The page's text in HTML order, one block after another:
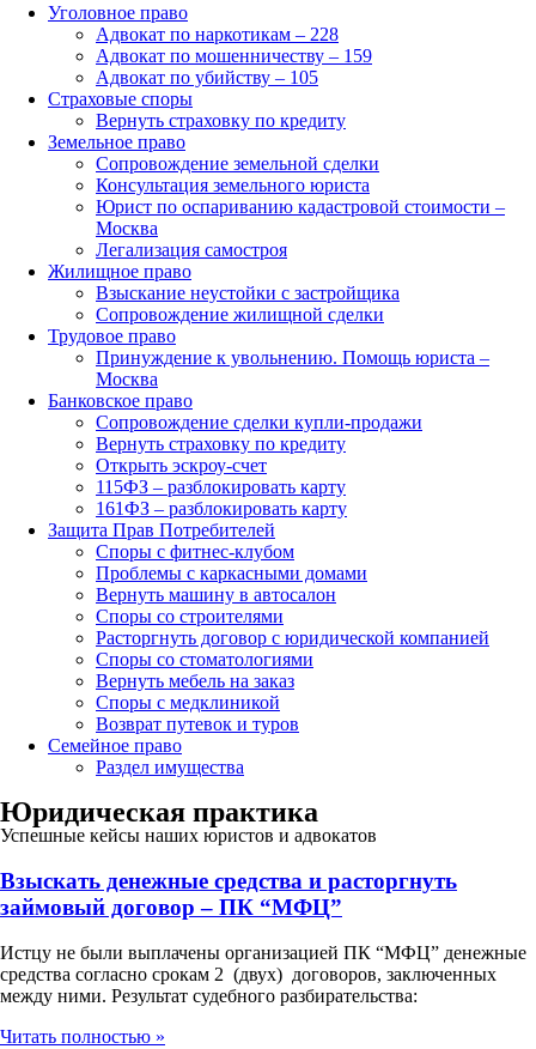
Уголовное право
Адвокат по наркотикам – 228
Адвокат по мошенничеству – 159
Адвокат по убийству – 105
Страховые споры
Вернуть страховку по кредиту
Земельное право
Сопровождение земельной сделки
Консультация земельного юриста
Юрист по оспариванию кадастровой стоимости –
Москва
Легализация самостроя
Жилищное право
Взыскание неустойки с застройщика
Сопровождение жилищной сделки
Трудовое право
Принуждение к увольнению. Помощь юриста –
Москва
Банковское право
Сопровождение сделки купли-продажи
Вернуть страховку по кредиту
Открыть эскроу-счет
115ФЗ – разблокировать карту
161ФЗ – разблокировать карту
Защита Прав Потребителей
Споры с фитнес-клубом
Проблемы с каркасными домами
Вернуть машину в автосалон
Споры со строителями
Расторгнуть договор с юридической компанией
Споры со стоматологиями
Вернуть мебель на заказ
Споры с медклиникой
Возврат путевок и туров
Семейное право
Раздел имущества
Юридическая практика
Успешные кейсы наших юристов и адвокатов
Взыскать денежные средства и расторгнуть
займовый договор – ПК “МФЦ”
Истцу не были выплачены организацией ПК “МФЦ” денежные
средства согласно срокам 2 (двух) договоров, заключенных
между ними. Результат судебного разбирательства:
Читать полностью »